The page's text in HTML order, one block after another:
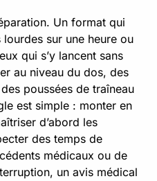
Un format qui
sur une heure ou
qui s’y lancent sans
au niveau du dos, des
poussées de traîneau
est simple : monter en
d’abord les
des temps de
médicaux ou de
un avis médical